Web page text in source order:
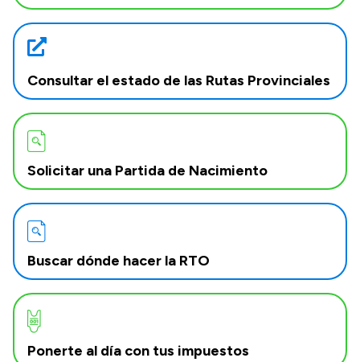
Consultar el estado de las Rutas Provinciales
Solicitar una Partida de Nacimiento
Buscar dónde hacer la RTO
Ponerte al día con tus impuestos